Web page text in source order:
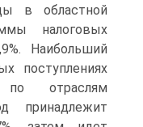
в областной
налоговых
Наибольший
поступлениях
по отраслям
принадлежит